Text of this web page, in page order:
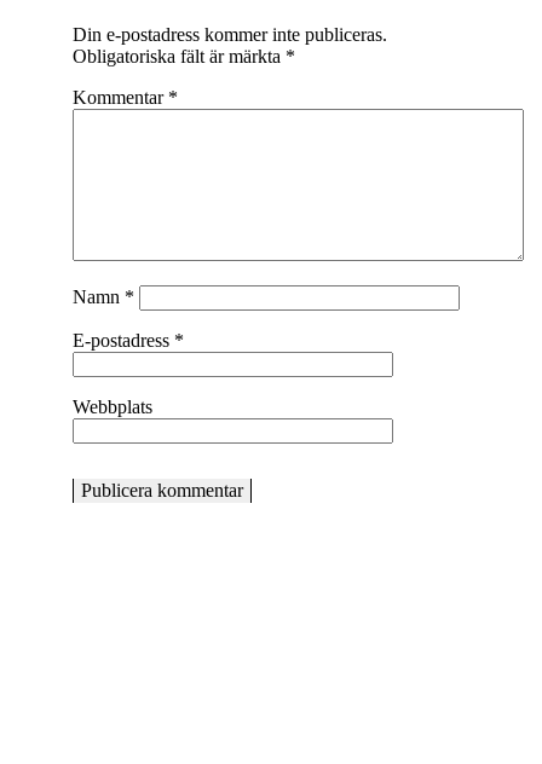
Din e-postadress kommer inte publiceras.
Obligatoriska fält är märkta *
Kommentar *
Namn *
E-postadress *
Webbplats